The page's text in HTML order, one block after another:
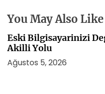
You May Also Like
Eski Bilgisayarinizi
Akilli Yolu
Ağustos 5, 2026